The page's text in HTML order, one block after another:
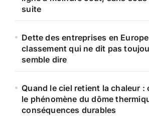
suite
Dette des entreprises en
classement qui ne dit pas
semble dire
Quand le ciel retient la chaleur :
le phénomène du dôme
conséquences durables